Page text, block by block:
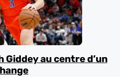
au centre d’un